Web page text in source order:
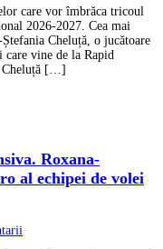
care vor îmbrăca tricoul
2026-2027. Cea mai
Cheluță, o jucătoare
care vine de la Rapid
Cheluță […]
Roxana-
al echipei de volei